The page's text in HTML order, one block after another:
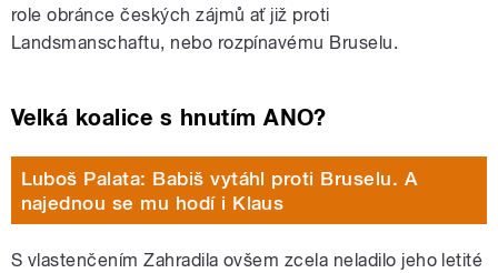
role obránce českých zájmů ať již proti
Landsmanschaftu, nebo rozpínavému Bruselu.
Velká koalice s hnutím ANO?
Luboš Palata: Babiš vytáhl proti Bruselu. A
najednou se mu hodí i Klaus
S vlastenčením Zahradila ovšem zcela neladilo jeho letité